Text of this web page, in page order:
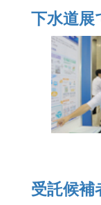
下水道
受託候